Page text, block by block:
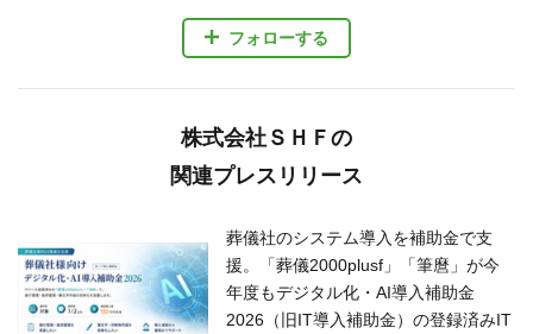
フォローする
株式会社ＳＨＦの
関連プレスリリース
葬儀社のシステム導入を補助金で支
援。「葬儀2000plusf」「筆麿」が今
年度もデジタル化・AI導入補助金
2026（旧IT導入補助金）の登録済みIT